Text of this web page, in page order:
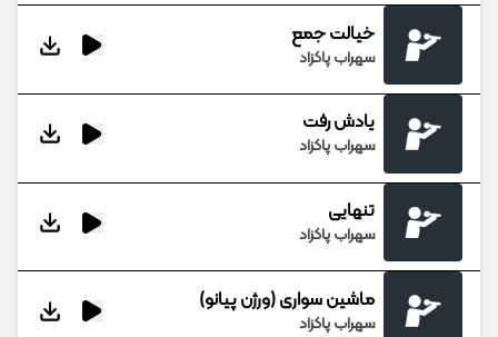
خیالت جمع
سهراب پاکزاد
یادش رفت
سهراب پاکزاد
تنهایی
سهراب پاکزاد
ماشین سواری (ورژن پیانو)
سهراب پاکزاد